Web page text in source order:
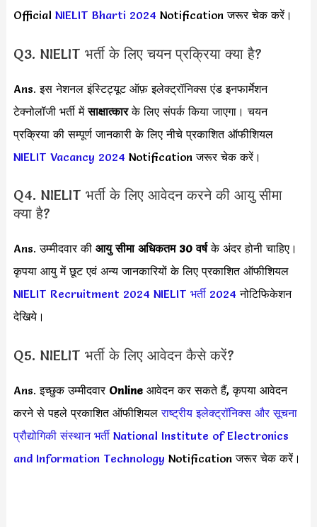
Official NIELIT Bharti 2024 Notification जरूर चेक करें।
Q3. NIELIT भर्ती के लिए चयन प्रक्रिया क्या है?
Ans. इस नेशनल इंस्टिट्यूट ऑफ़ इलेक्ट्रॉनिक्स एंड इनफार्मेशन
टेक्नोलॉजी भर्ती मेंसाक्षात्कारके लिए संपर्क किया जाएगा। चयन
प्रक्रिया की सम्पूर्ण जानकारी के लिए नीचे प्रकाशित ऑफीशियल
NIELIT Vacancy 2024 Notification जरूर चेक करें।
Q4. NIELIT भर्ती के लिए आवेदन करने की आयु सीमा
क्या है?
Ans. उम्मीदवार की आयु सीमा अधिकतम 30 वर्षके अंदर होनी चाहिए।
कृपया आयु में छूट एवं अन्य जानकारियों के लिए प्रकाशित ऑफीशियल
NIELIT Recruitment 2024 NIELIT भर्ती 2024 नोटिफिकेशन
देखिये।
Q5. NIELIT भर्ती के लिए आवेदन कैसे करें?
Ans. इच्छुक उम्मीदवार Online आवेदन कर सकते हैं, कृपया आवेदन
करने से पहले प्रकाशित ऑफीशियलराष्ट्रीय इलेक्ट्रॉनिक्स और सूचना
प्रौद्योगिकी संस्थान भर्ती National Institute of Electronics
and Information Technology Notification जरूर चेक करें।